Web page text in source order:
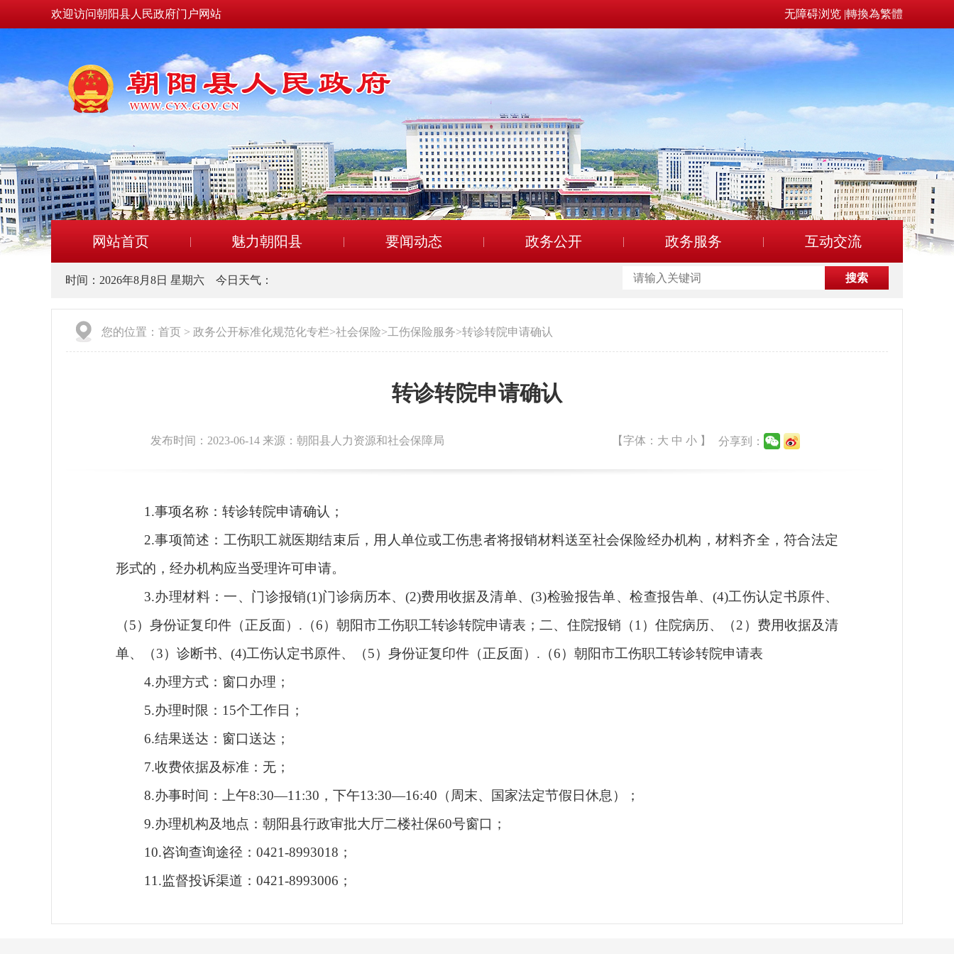
欢迎访问朝阳县人民政府门户网站 无障碍浏览 |轉換為繁體
网站首页 魅力朝阳县 要闻动态 政务公开 政务服务 互动交流
时间： 2026年8月8日 星期六 今日天气：
您的位置： 首页 > 政务公开标准化规范化专栏>社会保险>工伤保险服务>转诊转院申请确认
转诊转院申请确认
发布时间：2023-06-14 来源：朝阳县人力资源和社会保障局 【字体： 大 中 小 】 分享到：
1.事项名称：转诊转院申请确认；
2.事项简述：工伤职工就医期结束后，用人单位或工伤患者将报销材料送至社会保险经办机构，材料齐全，符合法定
形式的，经办机构应当受理许可申请。
3.办理材料：一、门诊报销(1)门诊病历本、(2)费用收据及清单、(3)检验报告单、检查报告单、(4)工伤认定书原件、
（5）身份证复印件（正反面）.（6）朝阳市工伤职工转诊转院申请表；二、住院报销（1）住院病历、（2）费用收据及清
单、（3）诊断书、(4)工伤认定书原件、（5）身份证复印件（正反面）.（6）朝阳市工伤职工转诊转院申请表
4.办理方式：窗口办理；
5.办理时限：15个工作日；
6.结果送达：窗口送达；
7.收费依据及标准：无；
8.办事时间：上午8:30—11:30，下午13:30—16:40（周末、国家法定节假日休息）；
9.办理机构及地点：朝阳县行政审批大厅二楼社保60号窗口；
10.咨询查询途径：0421-8993018；
11.监督投诉渠道：0421-8993006；